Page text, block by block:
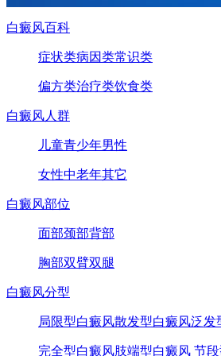
白癜风百科
症状类病因类常识类
偏方类治疗类饮食类
白癜风人群
儿童青少年男性
女性中老年其它
白癜风部位
面部颈部背部
胸部双臂双腿
白癜风分型
局限型白癜风散发型白癜风泛发
完全型白癜风肢端型白癜风 节